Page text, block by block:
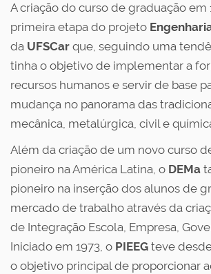
A criação do curso de graduação em
primeira etapa do projeto
da UFSCar que, seguindo uma
tinha o objetivo de implementar a
recursos humanos e servir de base
mudança no panorama das
mecânica, metalúrgica, civil e
Além da criação de um novo curso
pioneiro na América Latina, o DEMa
pioneiro na inserção dos alunos de
mercado de trabalho através da
de Integração Escola, Empresa,
Iniciado em 1973, o PIEEG teve
o objetivo principal de proporcionar